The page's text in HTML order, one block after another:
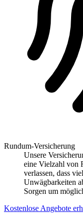
Rundum-Versicherung
Unsere
eine Vielzahl von
verlassen, dass
Unwägbarkeiten
Sorgen um
Kostenlose Angebote